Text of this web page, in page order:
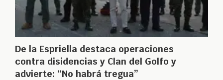
De la Espriella destaca operaciones
contra disidencias y Clan del Golfo y
advierte: “No habrá tregua”